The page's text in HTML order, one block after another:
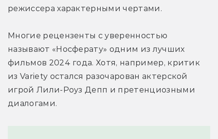
режиссера характерными чертами.
Многие рецензенты с уверенностью
называют «Носферату» одним из лучших
фильмов 2024 года. Хотя, например, критик
из Variety остался разочарован актерской
игрой Лили-Роуз Депп и претенциозными
диалогами.